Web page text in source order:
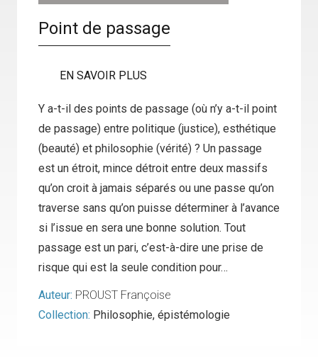
Point de passage
EN SAVOIR PLUS
Y a-t-il des points de passage (où n’y a-t-il point
de passage) entre politique (justice), esthétique
(beauté) et philosophie (vérité) ? Un passage
est un étroit, mince détroit entre deux massifs
qu’on croit à jamais séparés ou une passe qu’on
traverse sans qu’on puisse déterminer à l’avance
si l’issue en sera une bonne solution. Tout
passage est un pari, c’est-à-dire une prise de
risque qui est la seule condition pour…
Auteur: PROUST Françoise
Collection: Philosophie, épistémologie